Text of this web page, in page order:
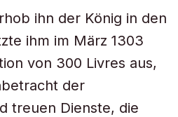
ihn der König in den
ihm im März 1303
von 300 Livres aus,
der
treuen Dienste, die